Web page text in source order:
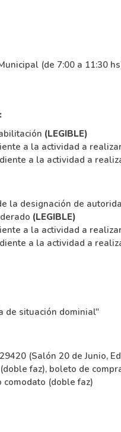
(de 7:00 a 11:30
(LEGIBLE)
a la actividad a
a la actividad a
la designación de
(LEGIBLE)
a la actividad a
a la actividad a
de situación dominial"
(Salón 20 de Junio,
faz), boleto de
(doble faz)